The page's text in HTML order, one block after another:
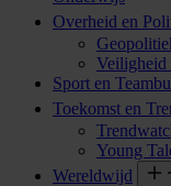
Overheid en
Veiligheid
Sport en
Toekomst en
Young
Wereldwijd